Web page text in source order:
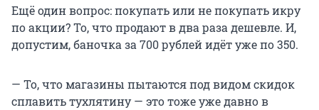
Ещё один вопрос: покупать или не покупать икру
по акции? То, что продают в два раза дешевле. И,
допустим, баночка за 700 рублей идёт уже по 350.
— То, что магазины пытаются под видом скидок
сплавить тухлятину — это тоже уже давно в